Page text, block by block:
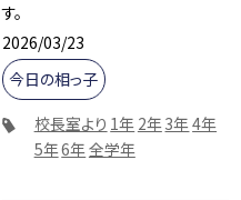
す。
2026/03/23
今日の相っ子
校長室より 1年 2年3年4年
5年6年全学年